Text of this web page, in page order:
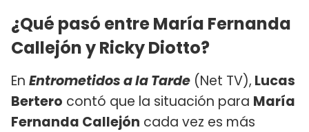
¿Qué pasó entre María Fernanda
Callejón y Ricky Diotto?
En Entrometidos a la Tarde (Net TV), Lucas
Bertero contó que la situación para María
Fernanda Callejón cada vez es más